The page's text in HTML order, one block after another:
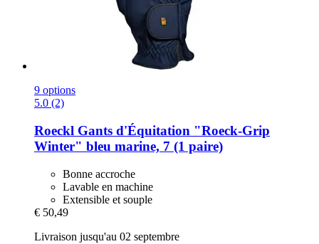
9 options
5.0 (2)
Roeckl Gants d'Équitation "Roeck-​Grip
Winter" bleu marine, 7 (1 paire)
Bonne accroche
Lavable en machine
Extensible et souple
€ 50,49
Livraison jusqu'au 02 septembre